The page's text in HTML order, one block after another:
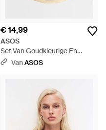
€ 14,99
ASOS
Set Van Goudkleurige En
Geborstelde Armbanden - Wit
VanASOS